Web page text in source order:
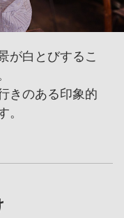
が白とびするこ
きのある印象的